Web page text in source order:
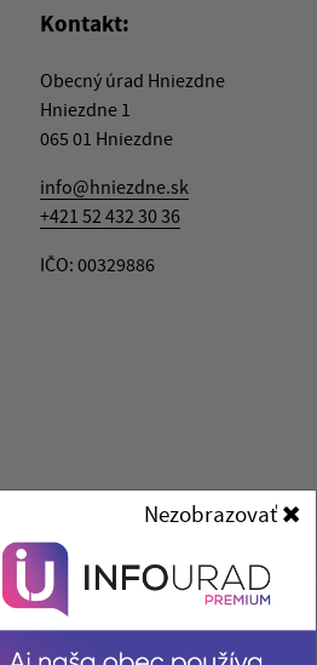
Nezobrazovať
Kontakt:
Obecný úrad Hniezdne
Hniezdne 1
065 01 Hniezdne
info@hniezdne.sk
+421 52 432 30 36
IČO: 00329886